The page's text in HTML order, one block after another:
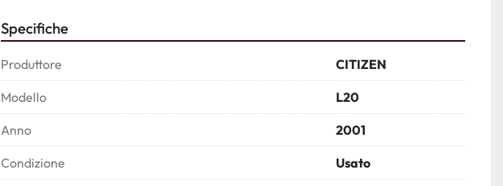
Specifiche
Produttore CITIZEN
Modello L20
Anno 2001
Condizione Usato